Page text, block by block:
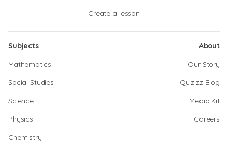
Create a lesson
Subjects
Mathematics
Social Studies
Science
Physics
Chemistry
About
Our Story
Quizizz Blog
Media Kit
Careers